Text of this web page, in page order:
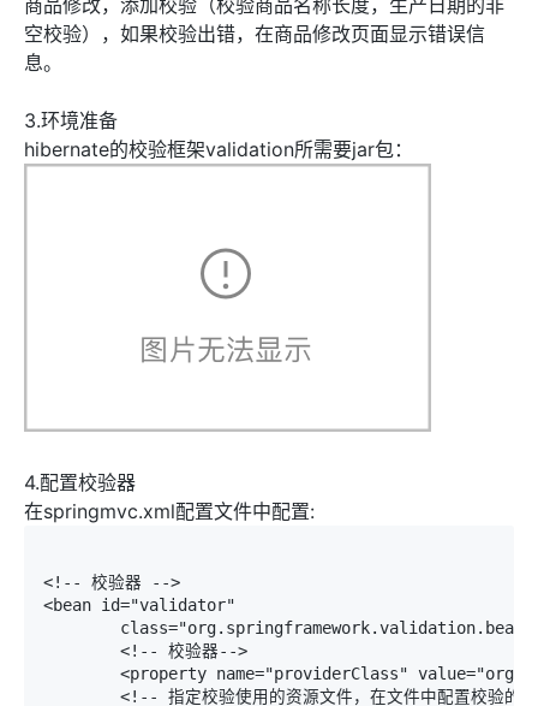
商品修改，添加校验（校验商品名称长度，生产日期的非
空校验），如果校验出错，在商品修改页面显示错误信
息。
3.环境准备
hibernate的校验框架validation所需要jar包：
4.配置校验器
在springmvc.xml配置文件中配置:
<!-- 校验器 -->
<bean id="validator"